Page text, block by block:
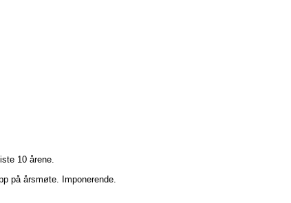
10 årene.
på årsmøte. Imponerende.